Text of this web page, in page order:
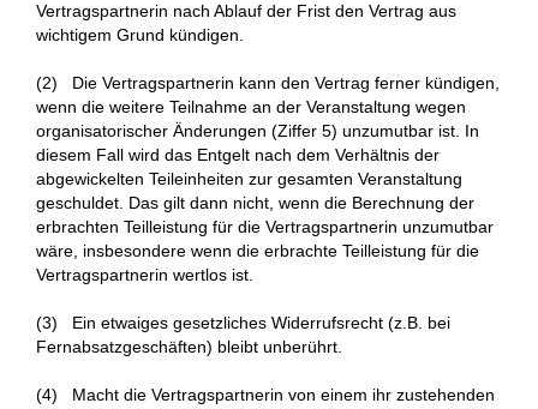
Vertragspartnerin nach Ablauf der Frist den Vertrag aus
wichtigem Grund kündigen.
(2) Die Vertragspartnerin kann den Vertrag ferner kündigen,
wenn die weitere Teilnahme an der Veranstaltung wegen
organisatorischer Änderungen (Ziffer 5) unzumutbar ist. In
diesem Fall wird das Entgelt nach dem Verhältnis der
abgewickelten Teileinheiten zur gesamten Veranstaltung
geschuldet. Das gilt dann nicht, wenn die Berechnung der
erbrachten Teilleistung für die Vertragspartnerin unzumutbar
wäre, insbesondere wenn die erbrachte Teilleistung für die
Vertragspartnerin wertlos ist.
(3) Ein etwaiges gesetzliches Widerrufsrecht (z.B. bei
Fernabsatzgeschäften) bleibt unberührt.
(4) Macht die Vertragspartnerin von einem ihr zustehenden